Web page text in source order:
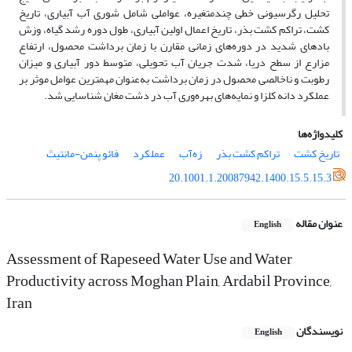
تحلیل رگرسیونی خطی چندمتغیره، عواملی شامل شوری آب آبیاری، تاریخ
کشت، تراکم کشت بذر، تاریخ اعمال اولین آبیاری، طول دوره رشد گیاه، وزش
بادهای شدید در دوره‌های زمانی مقارن با زمان برداشت محصول، ارتفاع
مزارع از سطح دریا، شدت جریان آب تحویلی، متوسط دور آبیاری و میزان
رطوبت و ناخالصی محصول در زمان برداشت به‌عنوان مهمترین عوامل موثر بر
عملکرد دانه کلزا و نمایه‌های بهره‌وری آب در دشت مغان شناسایی شد.
کلیدواژه‌ها
تاریخ کشت
تراکم کشت بذر زه‌آب عملکرد
فائو پنمن-مانتیث
20.1001.1.20087942.1400.15.5.15.3
عنوان مقاله English
Assessment of Rapeseed Water Use and Water
Productivity across Moghan Plain, Ardabil Province,
Iran
نویسندگان English